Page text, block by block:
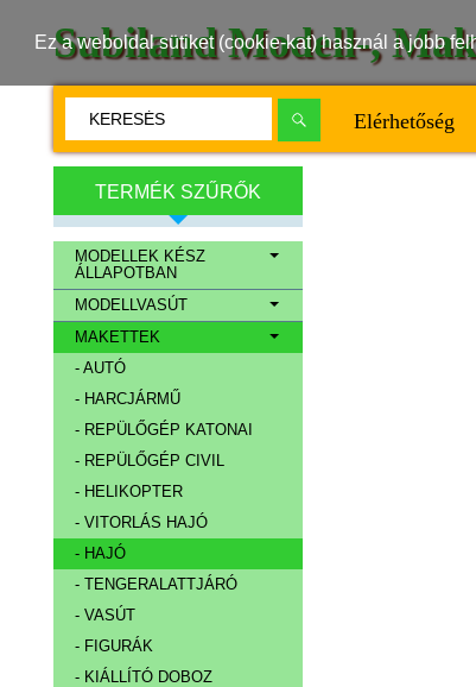
Ez a weboldal sütiket (cookie-kat) használ a jobb
Subiland Modell-,
Elérhetőség
TERMÉK SZŰRŐK
MODELLEK KÉSZ
ÁLLAPOTBAN
MODELLVASÚT
MAKETTEK
- AUTÓ
- HARCJÁRMŰ
- REPÜLŐGÉP KATONAI
- REPÜLŐGÉP CIVIL
- HELIKOPTER
- VITORLÁS HAJÓ
- HAJÓ
- TENGERALATTJÁRÓ
- VASÚT
- FIGURÁK
- KIÁLLÍTÓ DOBOZ